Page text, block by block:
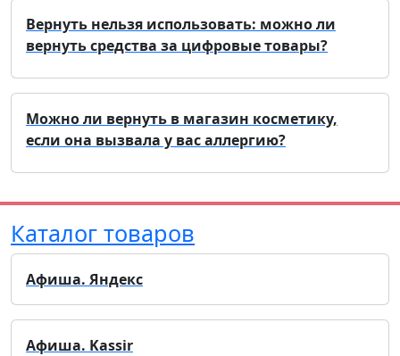
Вернуть нельзя использовать: можно ли
вернуть средства за цифровые товары?
Можно ли вернуть в магазин косметику,
если она вызвала у вас аллергию?
Каталог товаров
Афиша. Яндекс
Афиша. Kassir